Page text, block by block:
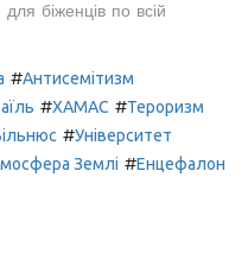
біженців по всій
#Антисемітизм
#ХАМАС #Тероризм
#Університет
Землі #Енцефалон